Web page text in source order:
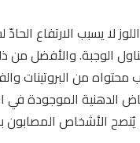
لا يسبب الارتفاع
الوجبة. والأفضل من
الدهنية الموجودة
الأشخاص المصابون